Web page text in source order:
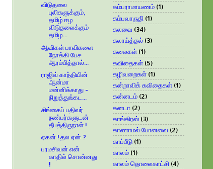
விடுதலை
புலிகளுக்கும்,
தமிழ் ஈழ
விடுதலைக்கும்
தமிழ...
ஆவிகள் பாவிகளை
நோக்கி பேச
ஆரம்பித்தால்...
ராஜிவ் காந்தியின்
ஆன்மா
மன்னிக்காது -
நிறுத்துங்கட...
சிங்கைப் பதிவர்
நண்பர்களுடன்
தீபத்திருநாள் !
ஏகன் ! தல ஏன் ?
பரமசிவன் என்
காதில் சொன்னது
!
கம்பராமாயணம் (1)
கம்பவாருதி (1)
கலவை (34)
கலாய்த்தல் (3)
கலைகள் (1)
கவிதைகள் (5)
கழிவறைகள் (1)
கன்றாவிக் கவிதைகள் (1)
கன்னடம் (2)
கனடா (2)
காங்கிரஸ் (3)
காணாமல் போனவை (2)
காப்பீடு (1)
காலம் (1)
காலம் தொலைகாட்சி (4)